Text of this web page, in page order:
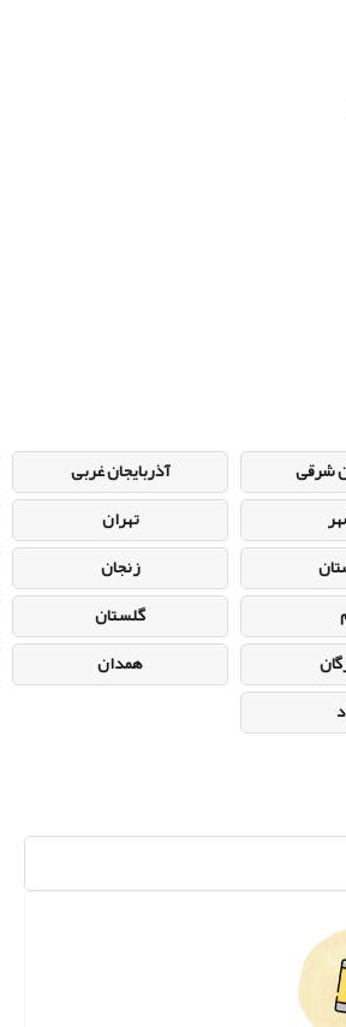
شرقی آذربایجان غربی
تهران
زنجان
گلستان
همدان